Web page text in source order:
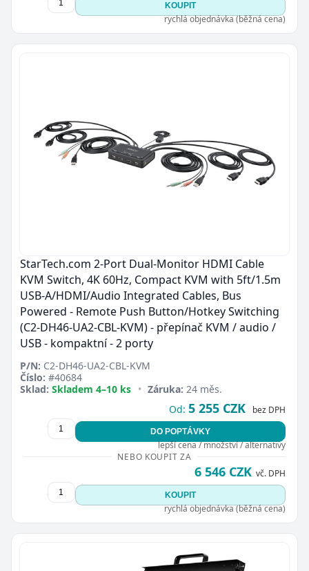
KOUPIT
rychlá objednávka (běžná cena)
StarTech.com 2-Port Dual-Monitor HDMI Cable
KVM Switch, 4K 60Hz, Compact KVM with 5ft/1.5m
USB-A/HDMI/Audio Integrated Cables, Bus
Powered - Remote Push Button/Hotkey Switching
(C2-DH46-UA2-CBL-KVM) - přepínač KVM / audio /
USB - kompaktní - 2 porty
P/N: C2-DH46-UA2-CBL-KVM
Číslo: #40684
Sklad: Skladem 4–10 ks • Záruka: 24 měs.
Od: 5 255 CZK bez DPH
DO POPTÁVKY
lepší cena / množství / alternativy
NEBO KOUPIT ZA
6 546 CZK vč. DPH
KOUPIT
rychlá objednávka (běžná cena)